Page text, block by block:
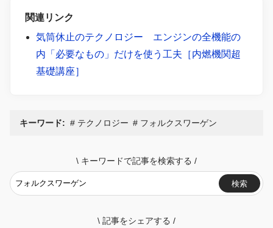
関連リンク
気筒休止のテクノロジー エンジンの全機能の
内「必要なもの」だけを使う工夫［内燃機関超
基礎講座］
キーワード: テクノロジー フォルクスワーゲン
\ キーワードで記事を検索する /
検索
\ 記事をシェアする /